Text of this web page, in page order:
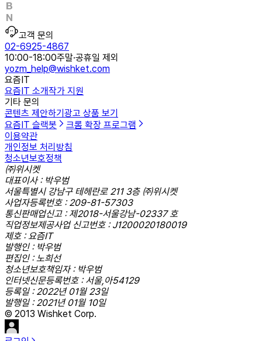
고객 문의
02-6925-4867
10:00-18:00주말·공휴일 제외
yozm_help@wishket.com
요즘IT
요즘IT 소개작가 지원
기타 문의
콘텐츠 제안하기광고 상품 보기
요즘IT 슬랙봇
크롬 확장 프로그램
이용약관
개인정보 처리방침
청소년보호정책
㈜위시켓
대표이사 : 박우범
서울특별시 강남구 테헤란로 211 3층 ㈜위시켓
사업자등록번호 : 209-81-57303
통신판매업신고 : 제2018-서울강남-02337 호
직업정보제공사업 신고번호 : J1200020180019
제호 : 요즘IT
발행인 : 박우범
편집인 : 노희선
청소년보호책임자 : 박우범
인터넷신문등록번호 : 서울,아54129
등록일 : 2022년 01월 23일
발행일 : 2021년 01월 10일
© 2013 Wishket Corp.